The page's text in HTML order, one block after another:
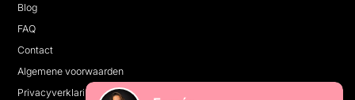
Blog
FAQ
Contact
Algemene voorwaarden
Privacyverklaring